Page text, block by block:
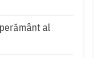
al